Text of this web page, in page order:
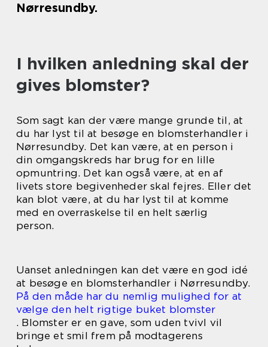
Nørresundby.
I hvilken anledning skal der
gives blomster?
Som sagt kan der være mange grunde til, at
du har lyst til at besøge en blomsterhandler i
Nørresundby. Det kan være, at en person i
din omgangskreds har brug for en lille
opmuntring. Det kan også være, at en af
livets store begivenheder skal fejres. Eller det
kan blot være, at du har lyst til at komme
med en overraskelse til en helt særlig
person.
Uanset anledningen kan det være en god idé
at besøge en blomsterhandler i Nørresundby.
På den måde har du nemlig mulighed for at
vælge den helt rigtige buket blomster
. Blomster er en gave, som uden tvivl vil
bringe et smil frem på modtagerens